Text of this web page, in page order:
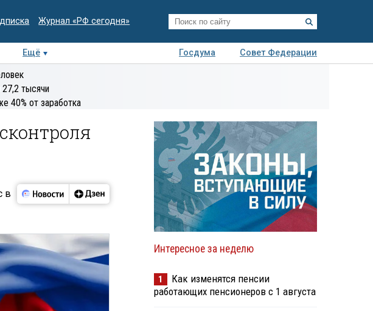
Журнал «РФ сегодня»
Ещё Госдума
Совет Федерации
тысячи
40% от заработка
в
Интересное за неделю
1
Как изменятся пенсии
работающих пенсионеров с 1 августа